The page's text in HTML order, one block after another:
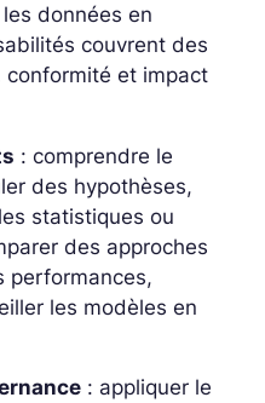
données en
couvrent des
conformité et impact
: comprendre le
des hypothèses,
statistiques ou
des approches
performances,
les modèles en
: appliquer le